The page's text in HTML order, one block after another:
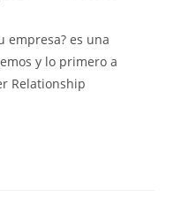
empresa? es una
y lo primero a
Relationship